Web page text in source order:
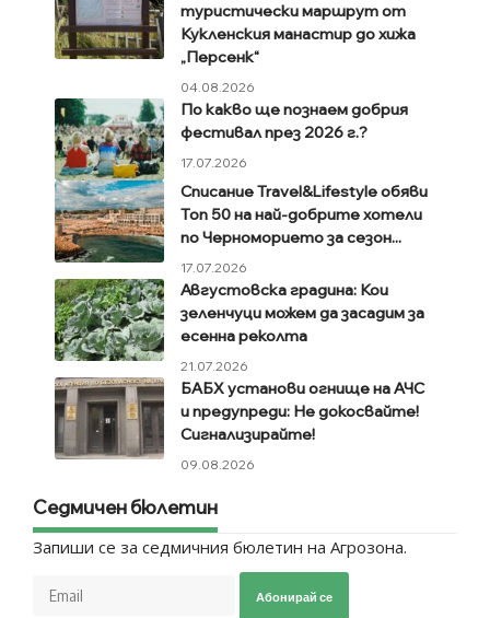
туристически маршрут от
Кукленския манастир до хижа
„Персенк“
04.08.2026
По какво ще познаем добрия
фестивал през 2026 г.?
17.07.2026
Списание Travel&Lifestyle обяви
Топ 50 на най-добрите хотели
по Черноморието за сезон...
17.07.2026
Августовска градина: Кои
зеленчуци можем да засадим за
есенна реколта
21.07.2026
БАБХ установи огнище на АЧС
и предупреди: Не докосвайте!
Сигнализирайте!
09.08.2026
Седмичен бюлетин
Запиши се за седмичния бюлетин на Агрозона.
Абонирай се